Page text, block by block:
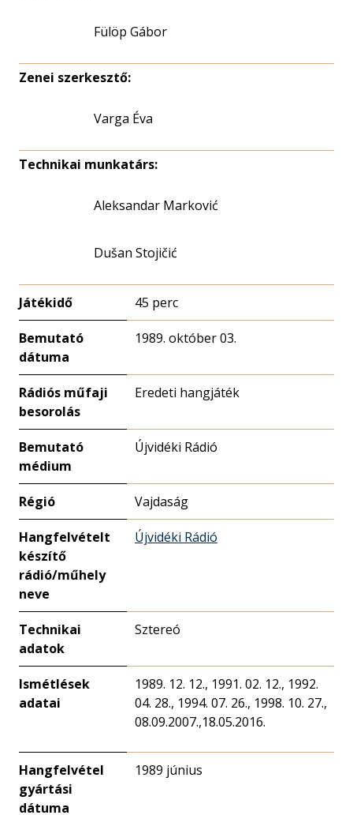
Fülöp Gábor
Zenei szerkesztő:
Varga Éva
Technikai munkatárs:
Aleksandar Marković
Dušan Stojičić
Játékidő 45 perc
Bemutató
dátuma
1989. október 03.
Rádiós műfaji
besorolás
Eredeti hangjáték
Bemutató
médium
Újvidéki Rádió
Régió Vajdaság
Hangfelvételt
készítő
rádió/műhely
neve
Újvidéki Rádió
Technikai
adatok
Sztereó
Ismétlések
adatai
1989. 12. 12., 1991. 02. 12., 1992.
04. 28., 1994. 07. 26., 1998. 10. 27.,
08.09.2007.,18.05.2016.
Hangfelvétel
gyártási
dátuma
1989 június